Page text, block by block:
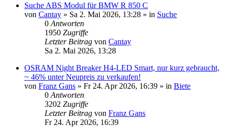
Suche ABS Modul für BMW R 850 C
von Cantay » Sa 2. Mai 2026, 13:28 » in Suche
0 Antworten
1950 Zugriffe
Letzter Beitrag von Cantay
Sa 2. Mai 2026, 13:28
OSRAM Night Breaker H4-LED Smart, nur kurz gebraucht,
~ 46% unter Neupreis zu verkaufen!
von Franz Gans » Fr 24. Apr 2026, 16:39 » in Biete
0 Antworten
3202 Zugriffe
Letzter Beitrag von Franz Gans
Fr 24. Apr 2026, 16:39